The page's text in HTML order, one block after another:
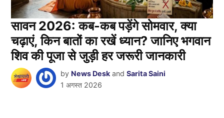
सावन 2026: कब-कब पड़ेंगे सोमवार, क्या
चढ़ाएं, किन बातों का रखें ध्यान? जानिए भगवान
शिव की पूजा से जुड़ी हर जरूरी जानकारी
by News Desk andSarita Saini
1 अगस्त 2026